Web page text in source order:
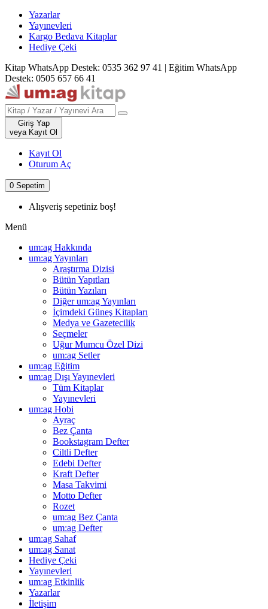
Yazarlar
Yayınevleri
Kargo Bedava Kitaplar
Hediye Çeki
Kitap WhatsApp Destek: 0535 362 97 41 | Eğitim WhatsApp
Destek: 0505 657 66 41
Giriş Yap
veya Kayıt Ol
Kayıt Ol
Oturum Aç
0 Sepetim
Alışveriş sepetiniz boş!
Menü
um:ag Hakkında
um:ag Yayınları
Araştırma Dizisi
Bütün Yapıtları
Bütün Yazıları
Diğer um:ag Yayınları
İçimdeki Güneş Kitapları
Medya ve Gazetecilik
Seçmeler
Uğur Mumcu Özel Dizi
um:ag Setler
um:ag Eğitim
um:ag Dışı Yayınevleri
Tüm Kitaplar
Yayınevleri
um:ag Hobi
Ayraç
Bez Çanta
Bookstagram Defter
Ciltli Defter
Edebi Defter
Kraft Defter
Masa Takvimi
Motto Defter
Rozet
um:ag Bez Çanta
um:ag Defter
um:ag Sahaf
um:ag Sanat
Hediye Çeki
Yayınevleri
um:ag Etkinlik
Yazarlar
İletişim